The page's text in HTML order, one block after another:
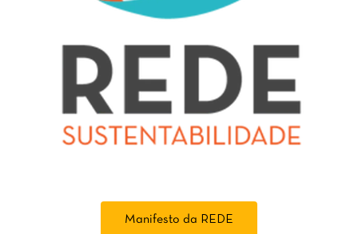
Manifesto da REDE